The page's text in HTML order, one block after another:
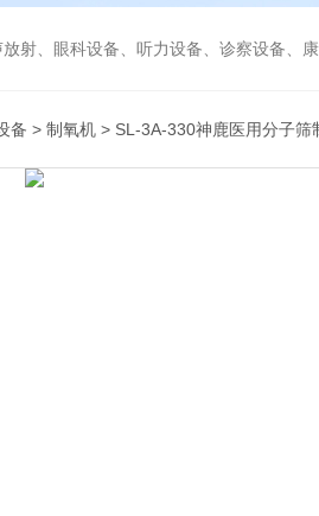
设备、听力设备、诊察设备、康复治疗、体检设备、诊
备 > 制氧机 > SL-3A-330神鹿医用分子筛